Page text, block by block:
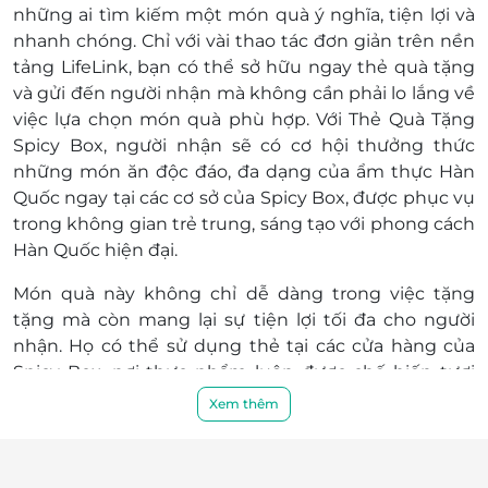
Cần Thơ
L3-06, Tầng L3, TTTM Vincom, Tòa nhà Vincom Plaza
Hậu Giang, Số 1 Đường 3 Tháng 2, Khu vực 3,
Phường Vị Tân, Hậu Giang
Tây Ninh
L3-5-6 Vincom Plaza, 444 đường 30/4, Khu Phố 1, Tây
Ninh
Huế
1S11 Trung tâm thương mại Khu quy hoạch Đống Đa
- Hùng Vương - Bà Triệu, Phường Thuận Hóa, Huế
những ai tìm kiếm một món quà ý nghĩa, tiện lợi và
nhanh chóng. Chỉ với vài thao tác đơn giản trên nền
tảng LifeLink, bạn có thể sở hữu ngay thẻ quà tặng
và gửi đến người nhận mà không cần phải lo lắng về
việc lựa chọn món quà phù hợp. Với Thẻ Quà Tặng
Spicy Box, người nhận sẽ có cơ hội thưởng thức
những món ăn độc đáo, đa dạng của ẩm thực Hàn
Quốc ngay tại các cơ sở của Spicy Box, được phục vụ
trong không gian trẻ trung, sáng tạo với phong cách
Hàn Quốc hiện đại.
Món quà này không chỉ dễ dàng trong việc tặng
tặng mà còn mang lại sự tiện lợi tối đa cho người
nhận. Họ có thể sử dụng thẻ tại các cửa hàng của
Spicy Box, nơi thực phẩm luôn được chế biến tươi
ngon và phục vụ tận tình. Dù là bữa trưa nhanh
chóng hay buổi tối tụ tập cùng bạn bè, Thẻ Quà
Xem thêm